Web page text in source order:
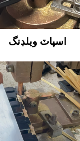
اسپاٽ ويلڊنگ